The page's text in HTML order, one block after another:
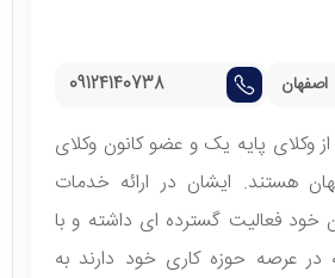
اصفهان 09124140738
وکلای پایه یک و عضو کانون وکلای
هستند. ایشان در ارائه خدمات
خود فعالیت گسترده ای داشته و با
عرصه حوزه کاری خود دارند به